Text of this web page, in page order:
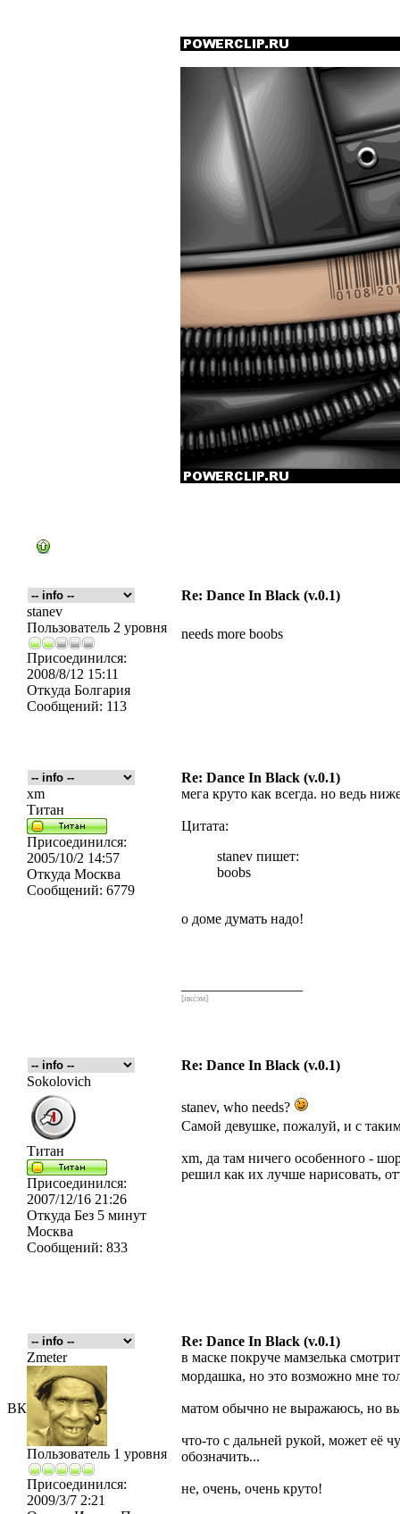
ВК
Re: Dance In Black (v.0.1)
stanev
Пользователь 2 уровня
Присоединился:
2008/8/12 15:11
Откуда Болгария
Сообщений: 113
needs more boobs
Re: Dance In Black (v.0.1)
xm
Титан
Присоединился:
2005/10/2 14:57
Откуда Москва
Сообщений: 6779
мега круто как всегда. но ведь
Цитата:
stanev пишет:
boobs
о доме думать надо!
[икс́эм]
Re: Dance In Black (v.0.1)
Sokolovich
Титан
Присоединился:
2007/12/16 21:26
Откуда Без 5 минут
Москва
Сообщений: 833
stanev, who needs?
Самой девушке, пожалуй, и с
xm, да там ничего особенного -
решил как их лучше нарисовать,
Re: Dance In Black (v.0.1)
Zmeter
Пользователь 1 уровня
Присоединился:
2009/3/7 2:21
в маске покруче мамзелька
мордашка, но это возможно мне
матом обычно не выражаюсь, но
что-то с дальней рукой, может её
обозначить...
не, очень, очень круто!